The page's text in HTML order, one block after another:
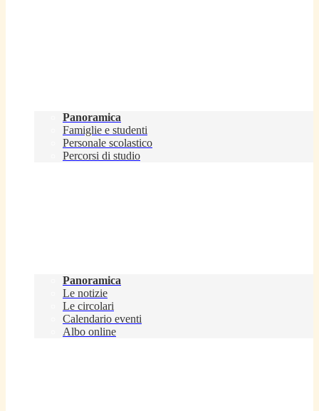
Panoramica
Famiglie e studenti
Personale scolastico
Percorsi di studio
Panoramica
Le notizie
Le circolari
Calendario eventi
Albo online